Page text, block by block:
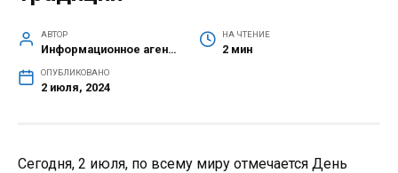
АВТОР
Информационное агентство СЗФО
НА ЧТЕНИЕ
2 мин
ОПУБЛИКОВАНО
2 июля, 2024
Сегодня, 2 июля, по всему миру отмечается День